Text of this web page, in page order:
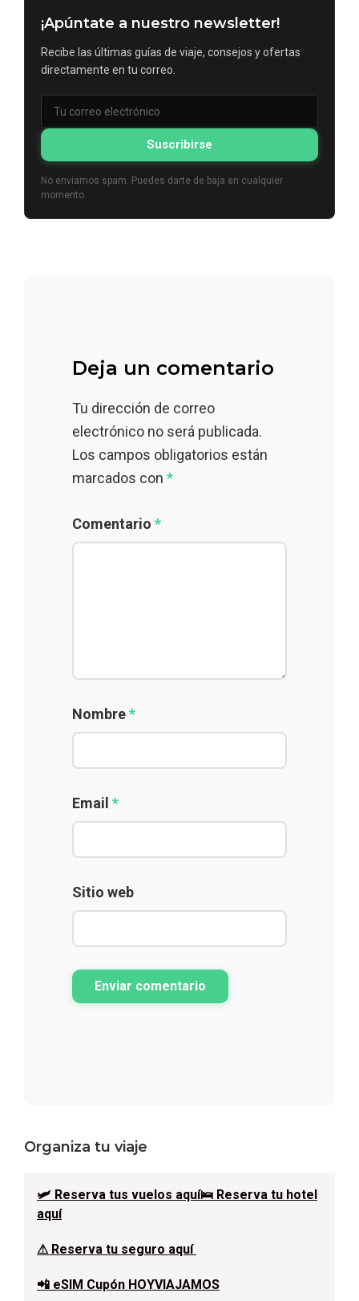
¡Apúntate a nuestro newsletter!
Recibe las últimas guías de viaje, consejos y ofertas
directamente en tu correo.
Suscribirse
No enviamos spam. Puedes darte de baja en cualquier
momento.
Deja un comentario
Tu dirección de correo
electrónico no será publicada.
Los campos obligatorios están
marcados con *
Comentario *
Nombre*
Email *
Sitio web
Enviar comentario
Barra
principal
Organiza tu viaje
🛩 Reserva tus vuelos aquí🛌 Reserva tu hotel
aquí
⚠ Reserva tu seguro aquí
📲 eSIM Cupón HOYVIAJAMOS